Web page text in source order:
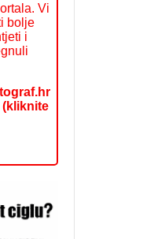
Vi
bolje
i